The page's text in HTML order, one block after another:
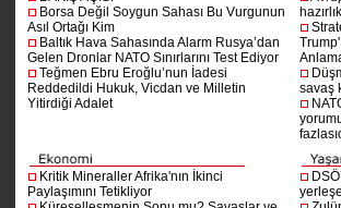
Borsa Değil Soygun Sahası Bu Vurgunun
Asıl Ortağı Kim
Baltık Hava Sahasında Alarm Rusya’dan
Gelen Dronlar NATO Sınırlarını Test Ediyor
Teğmen Ebru Eroğlu’nun İadesi
Reddedildi Hukuk, Vicdan ve Milletin
Yitirdiği Adalet
savaş
Kritik Mineraller Afrika'nın İkinci
Paylaşımını Tetikliyor